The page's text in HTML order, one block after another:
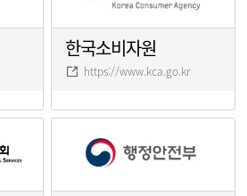
한국소비자원
https://www.kca.go.kr